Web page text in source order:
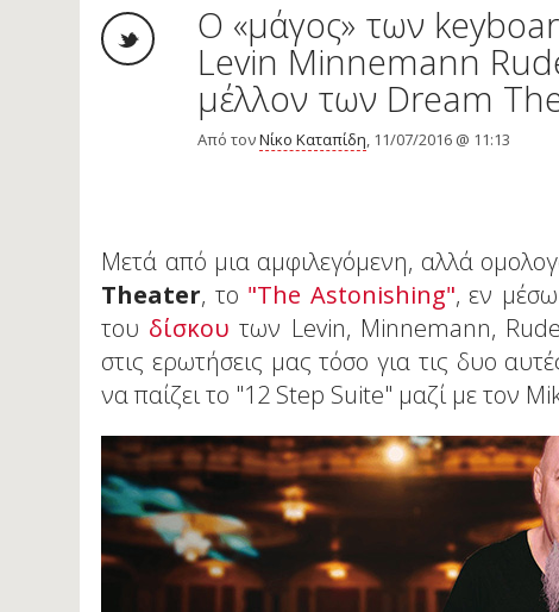
O «μάγος» των
Levin Minnemann
μέλλον των Dream
Από τονΝίκο Καταπίδη, 11/07/2016 @ 11:13
Μετά από μια αμφιλεγόμενη, αλλά
Theater, το "The Astonishing", εν μέσω
του δίσκου των Levin, Minnemann,
στις ερωτήσεις μας τόσο για τις δυο
να παίζει το "12 Step Suite" μαζί με τον